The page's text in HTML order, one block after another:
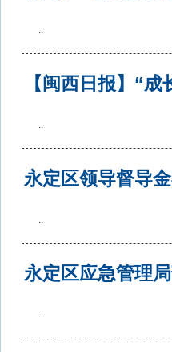
..
【闽西日报】“
..
永定区领导督导
..
永定区应急管理
..